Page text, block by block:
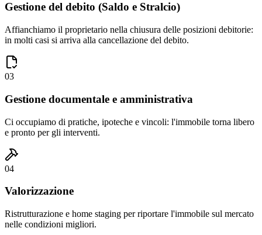
Gestione del debito (Saldo e Stralcio)
Affianchiamo il proprietario nella chiusura delle posizioni debitorie:
in molti casi si arriva alla cancellazione del debito.
03
Gestione documentale e amministrativa
Ci occupiamo di pratiche, ipoteche e vincoli: l'immobile torna libero
e pronto per gli interventi.
04
Valorizzazione
Ristrutturazione e home staging per riportare l'immobile sul mercato
nelle condizioni migliori.